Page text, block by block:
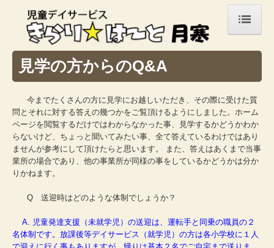
ホーム
きらり★はーととは
施設案内・アクセス
サービス案内
一日の流れ
お問い合わせ
個人情報保護方針
アンケート結果
見学の方からのQ&A
今までたくさんの方に見学にお越しいただき、その際に受けた質
問とそれに対する答えの幾つかをご覧頂けるようにしました。ホーム
ページを閲覧するだけではわからなかった事、見学するかどうかわか
らないけど、ちょっと聞いてみたい事、全て答えているわけではあり
ませんが参考にして頂けたらと思います。 また、答えはあくまで当事
業所の場合であり、他の事業所が同様の事をしているかどうかは分か
りかねます。
Q 送迎時はどのような体制でしょうか？
A. 児童発達支援（未就学児）の送迎は、運転手と同乗の職員の２
名体制です。放課後等デイサービス（就学児）の方は各小学校に１人